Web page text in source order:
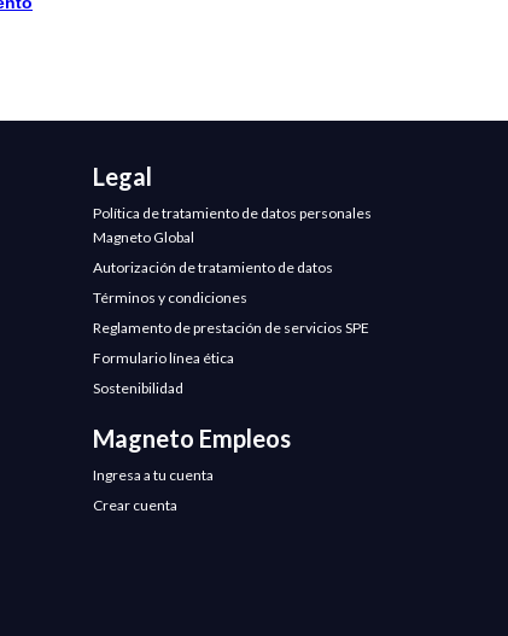
Legal
Política de tratamiento de datos personales
Magneto Global
Autorización de tratamiento de datos
Términos y condiciones
Reglamento de prestación de servicios SPE
Formulario línea ética
Sostenibilidad
Magneto Empleos
Ingresa a tu cuenta
Crear cuenta